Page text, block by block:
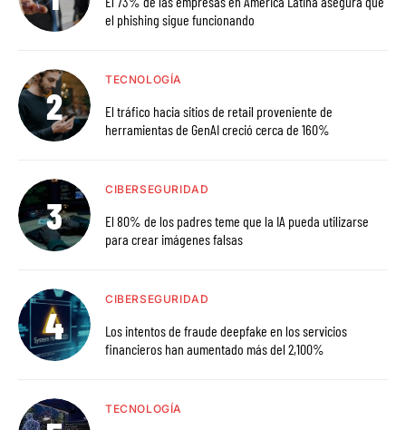
el phishing sigue funcionando
TECNOLOGÍA
El tráfico hacia sitios de retail proveniente de
herramientas de GenAI creció cerca de 160%
CIBERSEGURIDAD
El 80% de los padres teme que la IA pueda utilizarse
para crear imágenes falsas
CIBERSEGURIDAD
Los intentos de fraude deepfake en los servicios
financieros han aumentado más del 2,100%
TECNOLOGÍA